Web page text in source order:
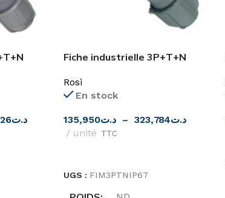
د.ت
Fiche industrielle 3P+T+N
Rosi
En stock
د.ت135,950 – د.ت323,784
unité TTC
UGS : FIM3PTNIP67